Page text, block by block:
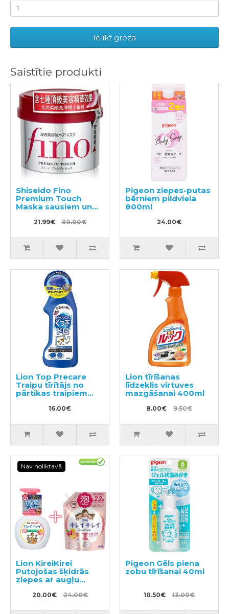
Ielikt grozā
Saistītie produkti
Shiseido Fino
Premium Touch
Maska sausiem un
bojātiem matiem
230g21.99€ 30.00€
Pigeon ziepes-putas
bērniem pildviela
800ml
24.00€
Lion Top Precare
Traipu tīrītājs no
pārtikas traipiem
16.00€
Lion tīrīšanas
līdzeklis virtuves
mazgāšanai 400ml
8.00€ 9.50€
Nav noliktavā
Lion KireiKirei
Putojošas šķidrās
ziepes ar augļu
aromātu 250ml +
pildviela 450ml
20.00€ 24.00€
Pigeon Gēls piena
zobu tīrīšanai 40ml
10.50€ 13.00€